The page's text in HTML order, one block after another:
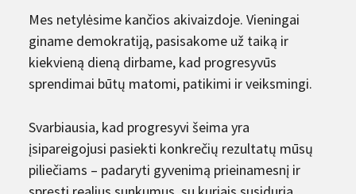
Mes netylėsime kančios akivaizdoje. Vieningai
giname demokratiją, pasisakome už taiką ir
kiekvieną dieną dirbame, kad progresyvūs
sprendimai būtų matomi, patikimi ir veiksmingi.
Svarbiausia, kad progresyvi šeima yra
įsipareigojusi pasiekti konkrečių rezultatų mūsų
piliečiams – padaryti gyvenimą prieinamesnį ir